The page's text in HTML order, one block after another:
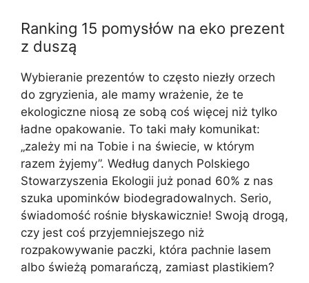
Ranking 15 pomysłów na eko prezent
z duszą
Wybieranie prezentów to często niezły orzech
do zgryzienia, ale mamy wrażenie, że te
ekologiczne niosą ze sobą coś więcej niż tylko
ładne opakowanie. To taki mały komunikat:
„zależy mi na Tobie i na świecie, w którym
razem żyjemy”. Według danych Polskiego
Stowarzyszenia Ekologii już ponad 60% z nas
szuka upominków biodegradowalnych. Serio,
świadomość rośnie błyskawicznie! Swoją drogą,
czy jest coś przyjemniejszego niż
rozpakowywanie paczki, która pachnie lasem
albo świeżą pomarańczą, zamiast plastikiem?